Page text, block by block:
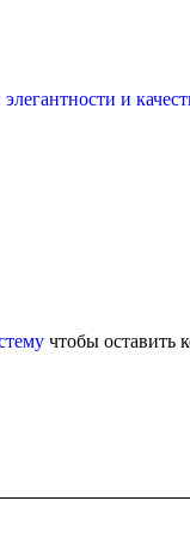
и
чтобы оставить